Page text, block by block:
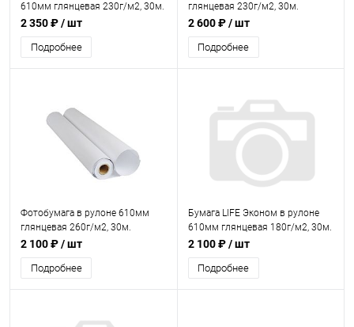
610мм глянцевая 230г/м2, 30м.
2 350 ₽/ шт
Подробнее
глянцевая 230г/м2, 30м.
2 600 ₽/ шт
Подробнее
Фотобумага в рулоне 610мм
глянцевая 260г/м2, 30м.
2 100 ₽/ шт
Подробнее
Бумага LIFE Эконом в рулоне
610мм глянцевая 180г/м2, 30м.
2 100 ₽/ шт
Подробнее